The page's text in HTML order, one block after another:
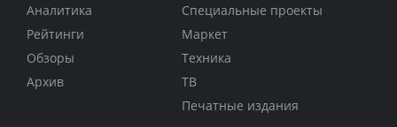
Аналитика
Рейтинги
Обзоры
Архив
Специальные проекты
Маркет
Техника
ТВ
Печатные издания